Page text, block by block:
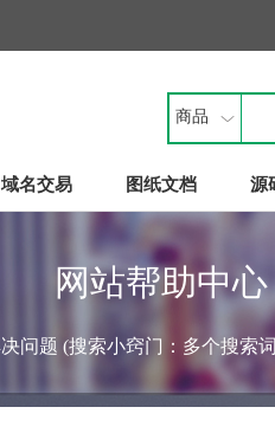
商品
域名交易 图纸文档 源
网站帮助中心
问题 (搜索小窍门：多个搜索